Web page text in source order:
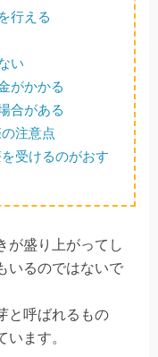
行える
い
がかかる
合がある
注意点
受けるのがおす
が盛り上がってし
いるのではないで
と呼ばれるもの
います。